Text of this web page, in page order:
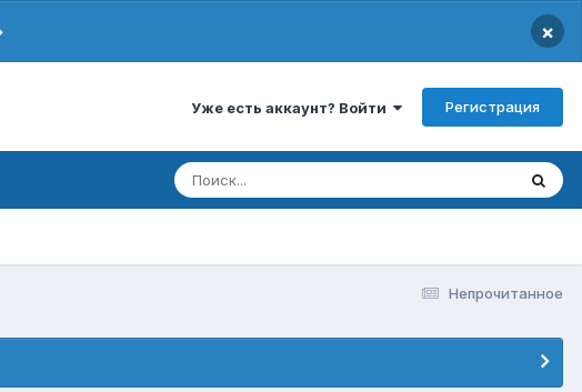
×
Уже есть аккаунт? Войти Регистрация
Непрочитанное